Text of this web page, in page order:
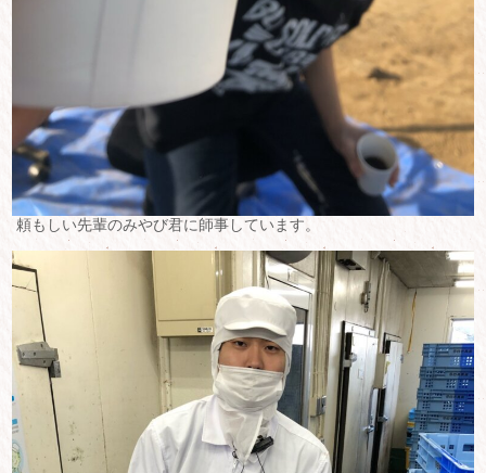
頼もしい先輩のみやび君に師事しています。